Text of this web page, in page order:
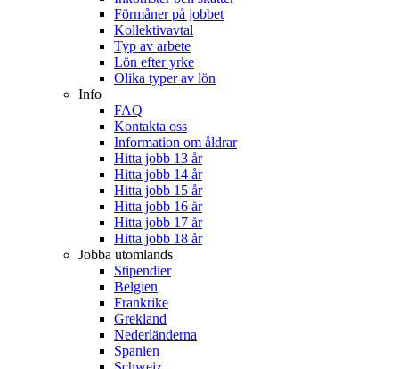
Förmåner på jobbet
Kollektivavtal
Typ av arbete
Lön efter yrke
Olika typer av lön
Info
FAQ
Kontakta oss
Information om åldrar
Hitta jobb 13 år
Hitta jobb 14 år
Hitta jobb 15 år
Hitta jobb 16 år
Hitta jobb 17 år
Hitta jobb 18 år
Jobba utomlands
Stipendier
Belgien
Frankrike
Grekland
Nederländerna
Spanien